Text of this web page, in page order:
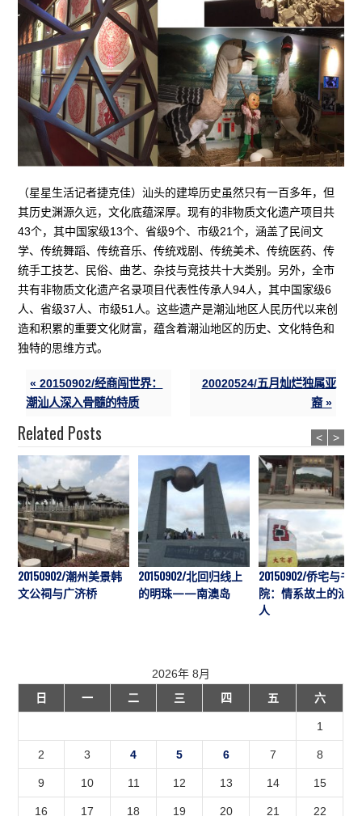
（星星生活记者捷克佳）汕头的建埠历史虽然只有一百多年，但
其历史渊源久远，文化底蕴深厚。现有的非物质文化遗产项目共
43个，其中国家级13个、省级9个、市级21个，涵盖了民间文
学、传统舞蹈、传统音乐、传统戏剧、传统美术、传统医药、传
统手工技艺、民俗、曲艺、杂技与竞技共十大类别。另外，全市
共有非物质文化遗产名录项目代表性传承人94人，其中国家级6
人、省级37人、市级51人。这些遗产是潮汕地区人民历代以来创
造和积累的重要文化财富，蕴含着潮汕地区的历史、文化特色和
独特的思维方式。
« 20150902/经商闯世界：
潮汕人深入骨髓的特质
20020524/五月灿烂独属亚
裔 »
Related Posts
20150902/潮州美景韩
文公祠与广济桥
20150902/北回归线上
的明珠——南澳岛
20150902/侨宅与书
院：情系故土的汕头
人
< >
2026年 8月
日
一 二 三 四 五 六
1
2 3 4 5 6 7 8
9 10 11 12 13 14 15
16 17 18 19 20 21 22